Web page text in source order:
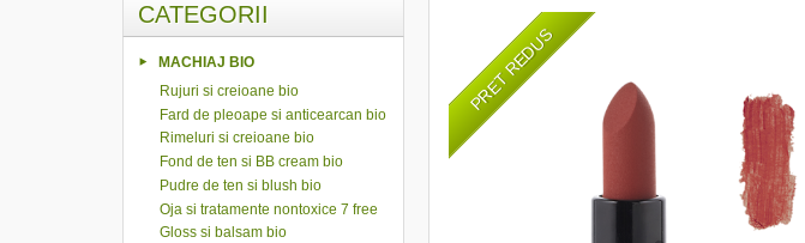
CATEGORII
MACHIAJ BIO
Rujuri si creioane bio
Fard de pleoape si anticearcan bio
Rimeluri si creioane bio
Fond de ten si BB cream bio
Pudre de ten si blush bio
Oja si tratamente nontoxice 7 free
Gloss si balsam bio
PRET REDUS